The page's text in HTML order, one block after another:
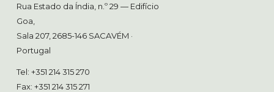
Rua Estado da Índia, n.º 29 — Edifício
Goa,
Sala 207, 2685-146 SACAVÉM ·
Portugal
Tel: +351 214 315 270
Fax: +351 214 315 271